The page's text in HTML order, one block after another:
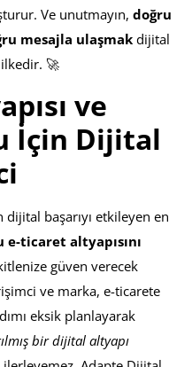
Ve unutmayın, doğru
mesajla ulaşmakdijital
ilkedir. 🚀
ve
İçin Dijital
dijital başarıyı etkileyen en
e-ticaret altyapısını
güven verecek
ve marka, e-ticarete
eksik planlayarak
bir dijital altyapı